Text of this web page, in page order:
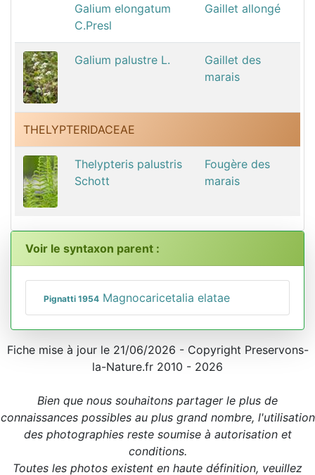
Galium elongatum
C.Presl
Gaillet allongé
Galium palustre L.
Gaillet des
marais
THELYPTERIDACEAE
Thelypteris palustris
Schott
Fougère des
marais
Voir le syntaxon parent :
Pignatti 1954 Magnocaricetalia elatae
Fiche mise à jour le 21/06/2026 - Copyright Preservons-
la-Nature.fr 2010 - 2026
Bien que nous souhaitons partager le plus de
connaissances possibles au plus grand nombre, l'utilisation
des photographies reste soumise à autorisation et
conditions.
Toutes les photos existent en haute définition, veuillez